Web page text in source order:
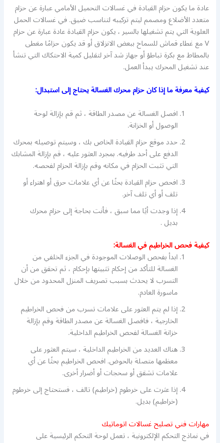
عادة ما يكون حزام القيادة في غسالات التحميل الأمامي عبارة عن حزام
متعدد الأضلاع ومصمم ليتم تركيبه لتناسب ضيق. في غسالات الحمل
العلوية التي يتم تشغيلها بالسير ، يكون حزام القيادة عادة عبارة عن حزام
V مع غطاء قماش للسماح ببعض الانزلاق أو قد يكون حزامًا مغطى
بالمطاط مع بكرة تباطؤ أو جهاز شد آخر لتقليل كمية الاحتكاك التي تنشأ
عند تشغيل المحرك يبدأ العمل.
كيفية معرفة ما إذا كان حزام محرك الغسالة يحتاج إلى استبدال:
افصل الغسالة عن مصدر الطاقة ، ثم قم بإزالة لوحة
الوصول أو الخزانة.
حدد موقع حزام القيادة الخاص بك ، وسيتم توصيله بمحرك
الدفع على أحد طرفيه. بمجرد العثور عليه ، قم بإزالة المشابك
التي تثبت الحزام في مكانه وقم بإزالة الحزام لفحصه.
افحص حزام القيادة بحثًا عن أي علامات حرق أو اهتراء أو
تلف أو أي تلف آخر.
إذا وجدت أيًا مما سبق ، فأنت بحاجة إلى حزام محرك
بديل .
كيفية فحص الخراطيم في الغسالة:
ابدأ بفحص الوصلات الموجودة في الجزء الخلفي من
الغسالة للتأكد من إحكام تثبيتها بإحكام ، ثم تحقق من أن
التسرب لا يحدث بسبب تصريف المنزل المحدود من خلال
ماسورة العادم.
إذا لم يتم العثور على علامات تسرب من فحص الخراطيم
الخارجية ، فافصل الغسالة عن مصدر الطاقة وقم بإزالة
خزانة الغسالة لفحص الخراطيم الداخلية.
هناك العديد من الخراطيم الداخلية ، سيتم العثور على
معظمها متصلة بالحوض. افحص الخراطيم بحثًا عن أي
علامات تشقق أو سحجات أو أضرار أخرى.
إذا عثرت على خرطوم (خراطيم) تالف ، فستحتاج إلى خرطوم
(خراطيم) بديل.
مهارات فني تصليح غسالات اتوماتيك
في نماذج التحكم الإلكترونية ، تعمل لوحة التحكم الرئيسية على